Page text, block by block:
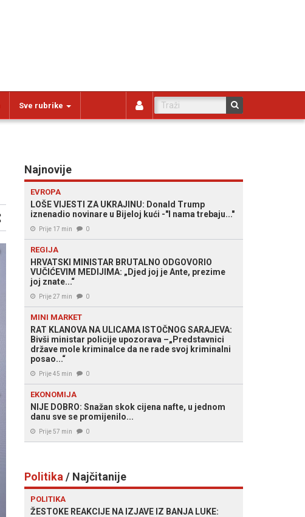
Sve rubrike
Najnovije
EVROPA
LOŠE VIJESTI ZA UKRAJINU: Donald Trump
iznenadio novinare u Bijeloj kući -"I nama trebaju..."
Prije 17 min 0
REGIJA
HRVATSKI MINISTAR BRUTALNO ODGOVORIO
VUČIĆEVIM MEDIJIMA: „Djed joj je Ante, prezime
joj znate...“
Prije 27 min 0
MINI MARKET
RAT KLANOVA NA ULICAMA ISTOČNOG SARAJEVA:
Bivši ministar policije upozorava –„Predstavnici
države mole kriminalce da ne rade svoj kriminalni
posao...“
Prije 45 min 0
EKONOMIJA
NIJE DOBRO: Snažan skok cijena nafte, u jednom
danu sve se promijenilo...
Prije 57 min 0
Politika / Najčitanije
POLITIKA
ŽESTOKE REAKCIJE NA IZJAVE IZ BANJA LUKE: